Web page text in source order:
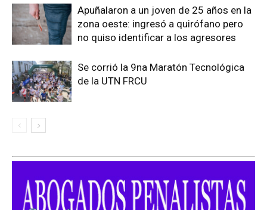
Apuñalaron a un joven de 25 años en la
zona oeste: ingresó a quirófano pero
no quiso identificar a los agresores
Se corrió la 9na Maratón Tecnológica
de la UTN FRCU